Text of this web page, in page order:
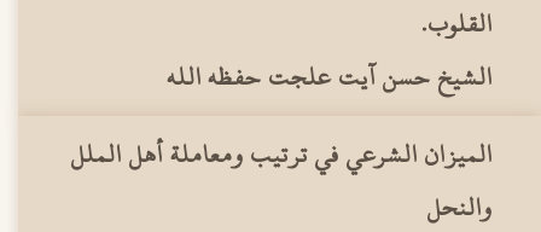
القلوب.
الشيخ حسن آيت علجت حفظه الله
الميزان الشرعي في ترتيب ومعاملة أهل الملل
والنحل